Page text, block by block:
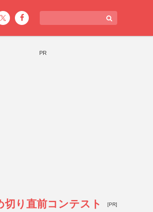
PR
切り直前コンテスト [PR]